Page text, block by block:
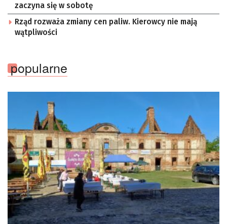
zaczyna się w sobotę
Rząd rozważa zmiany cen paliw. Kierowcy nie mają
wątpliwości
popularne